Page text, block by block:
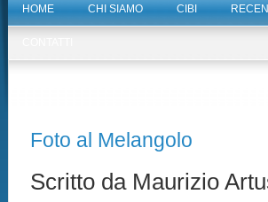
HOME CHI SIAMO CIBI
Foto al Melangolo
Scritto da Maurizio